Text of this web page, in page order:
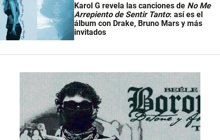
Karol G revela las canciones de No Me
Arrepiento de Sentir Tanto: así es el
álbum con Drake, Bruno Mars y más
invitados